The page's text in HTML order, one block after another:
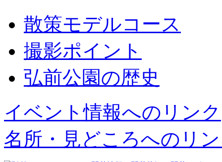
散策モデルコース
撮影ポイント
弘前公園の歴史
イベント情報へのリンク
名所・見どころへのリ